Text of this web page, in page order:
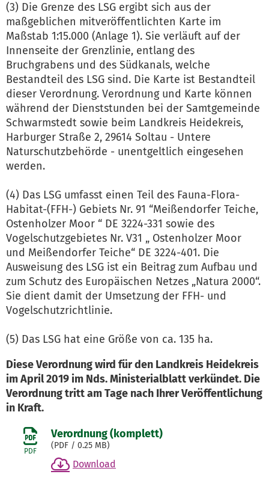
(3) Die Grenze des LSG ergibt sich aus der
maßgeblichen mitveröffentlichten Karte im
Maßstab 1:15.000 (Anlage 1). Sie verläuft auf der
Innenseite der Grenzlinie, entlang des
Bruchgrabens und des Südkanals, welche
Bestandteil des LSG sind. Die Karte ist Bestandteil
dieser Verordnung. Verordnung und Karte können
während der Dienststunden bei der Samtgemeinde
Schwarmstedt sowie beim Landkreis Heidekreis,
Harburger Straße 2, 29614 Soltau - Untere
Naturschutzbehörde - unentgeltlich eingesehen
werden.
(4) Das LSG umfasst einen Teil des Fauna-Flora-
Habitat-(FFH-) Gebiets Nr. 91 “Meißendorfer Teiche,
Ostenholzer Moor “ DE 3224-331 sowie des
Vogelschutzgebietes Nr. V31 „ Ostenholzer Moor
und Meißendorfer Teiche“ DE 3224-401. Die
Ausweisung des LSG ist ein Beitrag zum Aufbau und
zum Schutz des Europäischen Netzes „Natura 2000“.
Sie dient damit der Umsetzung der FFH- und
Vogelschutzrichtlinie.
(5) Das LSG hat eine Größe von ca. 135 ha.
Diese Verordnung wird für den Landkreis Heidekreis
im April 2019 im Nds. Ministerialblatt verkündet. Die
Verordnung tritt am Tage nach Ihrer Veröffentlichung
in Kraft.
PDF
Verordnung (komplett)
(PDF / 0.25 MB)
Download